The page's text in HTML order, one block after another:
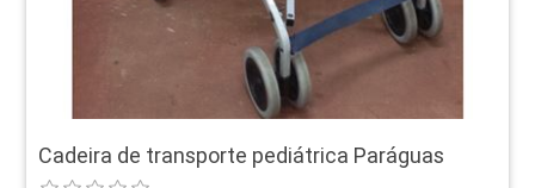
Cadeira de transporte pediátrica Paráguas